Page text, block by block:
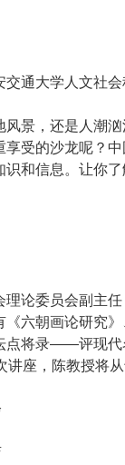
通大学人文社
景，还是人潮
受的沙龙呢？
和信息。让你
论委员会副主
六朝画论研究
点将录——评现代
讲座，陈教授将